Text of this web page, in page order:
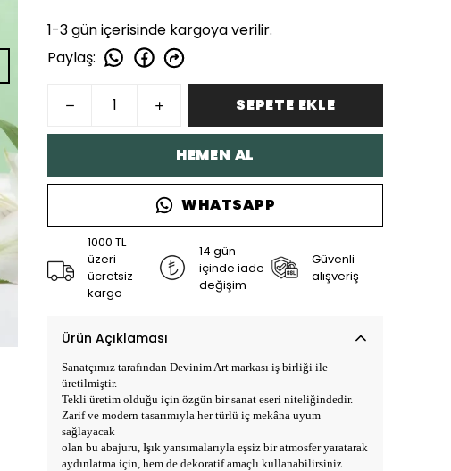
1-3 gün içerisinde kargoya verilir.
Paylaş:
SEPETE EKLE
HEMEN AL
WHATSAPP
1000 TL
üzeri
ücretsiz
kargo
14 gün
içinde iade
değişim
Güvenli
alışveriş
Ürün Açıklaması
Sanatçımız tarafından Devinim Art markası iş birliği ile
üretilmiştir.
Tekli üretim olduğu için özgün bir sanat eseri niteliğindedir.
Zarif ve modern tasarımıyla her türlü iç mekâna uyum
sağlayacak
olan bu abajuru, Işık yansımalarıyla eşsiz bir atmosfer yaratarak
aydınlatma için, hem de dekoratif amaçlı kullanabilirsiniz.